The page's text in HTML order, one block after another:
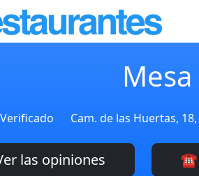
Verificado Cam. de las Huertas,
las opiniones ☎️